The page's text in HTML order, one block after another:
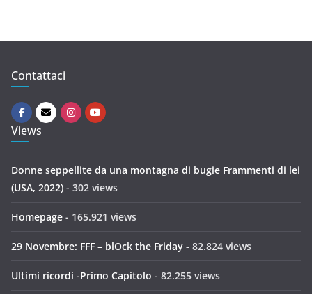
Contattaci
Views
Donne seppellite da una montagna di bugie Frammenti di lei
(USA, 2022) - 302 views
Homepage - 165.921 views
29 Novembre: FFF – blOck the Friday - 82.824 views
Ultimi ricordi -Primo Capitolo - 82.255 views